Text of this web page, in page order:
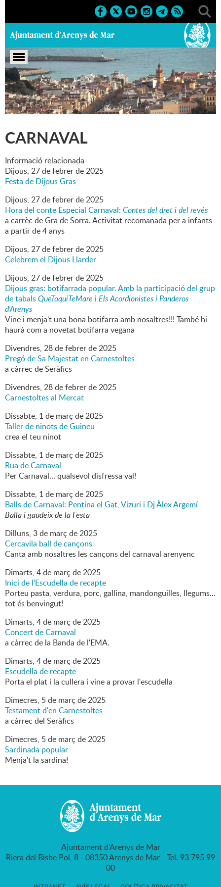
Portada > Marcs > 2025 > Culturals > Carnaval
CARNAVAL
Informació relacionada
Dijous, 27defebrerde2025
Festa de Dijous Gras
Dijous, 27defebrerde2025
Hora del conte Especial Carnaval: Contes del dret i del revés
a carrèc de Gra de Sorra. Activitat recomanada per a infants
a partir de 4 anys
Dijous, 27defebrerde2025
Celebrem el Dijous Llarder
Dijous, 27defebrerde2025
Dijous gras: botifarrada popular. Amb la participació del grup
de tabalsQueToquiTeMare i Els Acordionistes i Panderos
d'Arenys
Vine i menja't una bona botifarra amb nosaltres!!! També hi
haurà com a novetat botifarra vegana
Divendres, 28defebrerde2025
Pregó de Sa Majestat en Carnestoltes
a càrrec de Seràfics
Divendres, 28defebrerde2025
Carnestoltes al Mercat
Dissabte, 1de març de2025
Taller de ninots de Guineu
crea el teu ninot
Dissabte, 1de març de2025
Rua de Carnaval
Per Carnaval... qualsevol disfressa val!
Dissabte, 1de març de2025
Balls de Carnaval: Pentina el Gat, Vizuri i Dj Àlex Argemí
Balla i gaudeix de la Festa
Dilluns, 3de març de2025
Cercavila ball de cançons
Canta amb nosaltres les cançons del carnaval arenyenc
Dimarts, 4de març de2025
Inici de l'Escudella de recapte
Porteu pasta, verdura, porc, gallina, mandonguilles, llegums...
tot és benvingut!
Dimarts, 4de març de2025
Concert de Carnaval
a càrrec de la Banda de l'EMA.
Dimarts, 4de març de2025
Escudella de recapte
Porta el plat i la cullera i vine a provar l'escudella
Dimecres, 5de març de2025
Testament d'en Carnestoltes
a càrrec del Seràfics
Dimecres, 5de març de2025
Sardinada popular
Menja't la sardina!
Ajuntament d'Arenys de Mar
Riera del Bisbe Pol, 8 - 08350 Arenys de Mar - Tel. 93 795 99
00